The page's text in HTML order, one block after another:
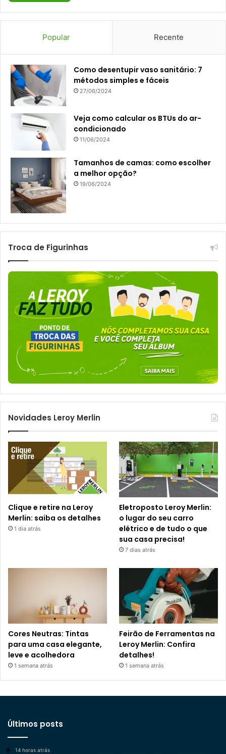
Popular Recente
Como desentupir vaso sanitário: 7
métodos simples e fáceis
27/06/2024
Veja como calcular os BTUs do ar-
condicionado
11/06/2024
Tamanhos de camas: como escolher
a melhor opção?
19/06/2024
Troca de Figurinhas
Novidades Leroy Merlin
Clique e retire na Leroy
Merlin: saiba os detalhes
1 dia atrás
Eletroposto Leroy Merlin:
o lugar do seu carro
elétrico e de tudo o que
sua casa precisa!
7 dias atrás
Cores Neutras: Tintas
para uma casa elegante,
leve e acolhedora
1 semana atrás
Feirão de Ferramentas na
Leroy Merlin: Confira
detalhes!
1 semana atrás
Últimos posts
14 horas atrás